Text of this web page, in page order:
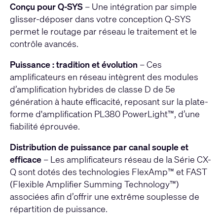
Conçu pour Q-SYS – Une intégration par simple
glisser-déposer dans votre conception Q-SYS
permet le routage par réseau le traitement et le
contrôle avancés.
Puissance : tradition et évolution – Ces
amplificateurs en réseau intègrent des modules
d’amplification hybrides de classe D de 5e
génération à haute efficacité, reposant sur la plate-
forme d'amplification PL380 PowerLight™, d’une
fiabilité éprouvée.
Distribution de puissance par canal souple et
efficace – Les amplificateurs réseau de la Série CX-
Q sont dotés des technologies FlexAmp™ et FAST
(Flexible Amplifier Summing Technology™)
associées afin d’offrir une extrême souplesse de
répartition de puissance.